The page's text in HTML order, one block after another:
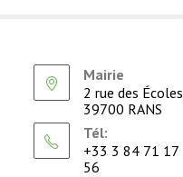
Mairie
2 rue des Écoles,
39700 RANS
Tél:
+33 3 84 71 17
56